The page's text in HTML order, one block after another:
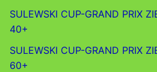
SULEWSKI CUP-GRAND PRIX
40+
SULEWSKI CUP-GRAND PRIX
60+